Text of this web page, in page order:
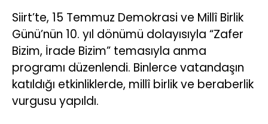
Siirt’te, 15 Temmuz Demokrasi ve Millî Birlik
Günü’nün 10. yıl dönümü dolayısıyla “Zafer
Bizim, İrade Bizim” temasıyla anma
programı düzenlendi. Binlerce vatandaşın
katıldığı etkinliklerde, millî birlik ve beraberlik
vurgusu yapıldı.